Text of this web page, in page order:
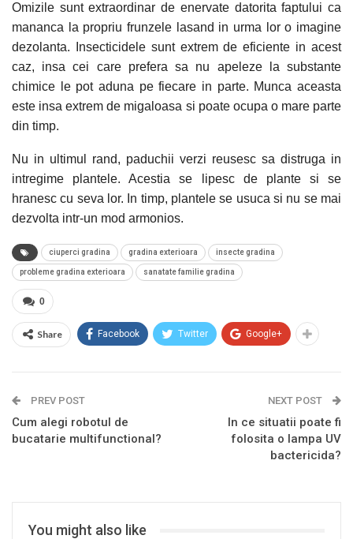
Omizile sunt extraordinar de enervate datorita faptului ca
mananca la propriu frunzele lasand in urma lor o imagine
dezolanta. Insecticidele sunt extrem de eficiente in acest
caz, insa cei care prefera sa nu apeleze la substante
chimice le pot aduna pe fiecare in parte. Munca aceasta
este insa extrem de migaloasa si poate ocupa o mare parte
din timp.
Nu in ultimul rand, paduchii verzi reusesc sa distruga in
intregime plantele. Acestia se lipesc de plante si se
hranesc cu seva lor. In timp, plantele se usuca si nu se mai
dezvolta intr-un mod armonios.
ciuperci gradina gradina exterioara insecte gradina
probleme gradina exterioara sanatate familie gradina
0
Share Facebook Twitter Google+
PREV POST
Cum alegi robotul de
bucatarie multifunctional?
NEXT POST
In ce situatii poate fi
folosita o lampa UV
bactericida?
You might also like